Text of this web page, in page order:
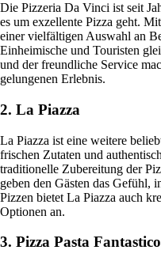
Die Pizzeria Da Vinci ist seit
es um exzellente Pizza geht.
einer vielfältigen Auswahl an
Einheimische und Touristen
und der freundliche Service
gelungenen Erlebnis.
2. La Piazza
La Piazza ist eine weitere
frischen Zutaten und
traditionelle Zubereitung der
geben den Gästen das Gefühl,
Pizzen bietet La Piazza auch
Optionen an.
3. Pizza Pasta Fantastico